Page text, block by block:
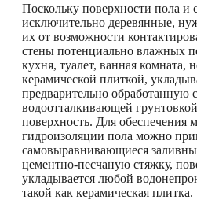
Поскольку поверхности пола
исключительно деревянные,
их от возможности
стены потенциально влажных
кухня, туалет, ванная комната,
керамической плиткой,
предварительно обработанную
водоотталкивающей
поверхность. Для обеспечения
гидроизоляции пола можно
самовыравнивающиеся
цементно-песчаную стяжку,
укладывается любой
такой как керамическая плитка.